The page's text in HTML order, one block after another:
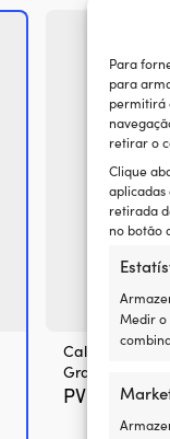
Para
para
permitirá
retirar o
Clique
aplicadas
retirada
no botão
Medir o
Calça de vela
Graphite,
PVP 319,99